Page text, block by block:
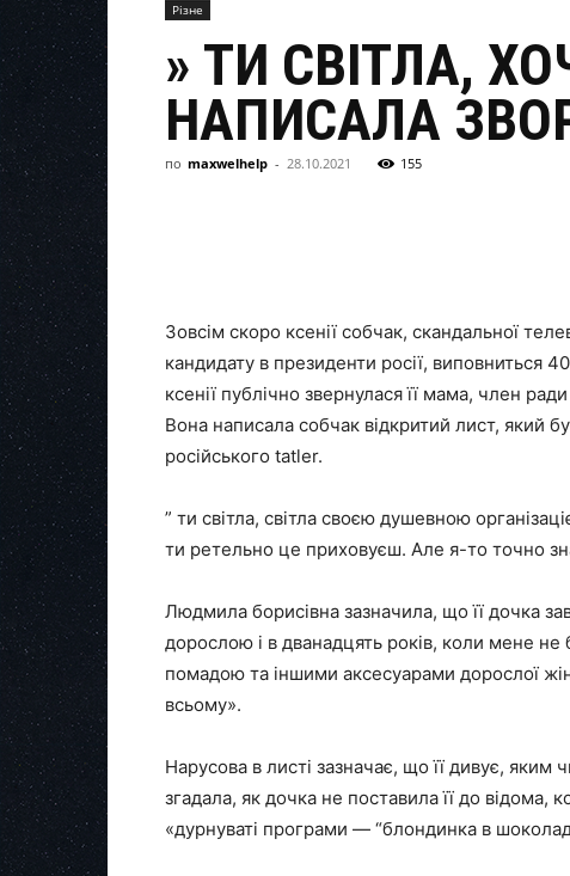
Різне
» ТИ СВІТЛА,
НАПИСАЛА
по maxwelhelp - 28.10.2021 155
Зовсім скоро ксенії собчак, скандальної
кандидату в президенти росії, виповниться
ксенії публічно звернулася її мама, член
Вона написала собчак відкритий лист, який
російського tatler.
” ти світла, світла своєю душевною
ти ретельно це приховуєш. Але я-то точно
Людмила борисівна зазначила, що її дочка
дорослою і в дванадцять років, коли мене не
помадою та іншими аксесуарами дорослої
всьому».
Нарусова в листі зазначає, що її дивує,
згадала, як дочка не поставила її до відома,
«дурнуваті програми — “блондинка в